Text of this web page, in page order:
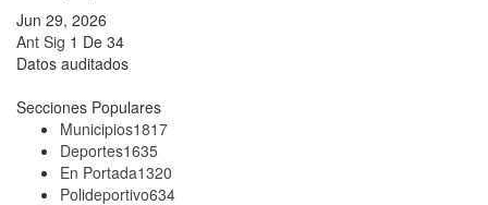
Jun 29, 2026
Ant Sig 1 De 34
Datos auditados
Secciones Populares
Municipios1817
Deportes1635
En Portada1320
Polideportivo634